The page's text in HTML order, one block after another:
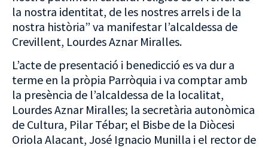
la nostra identitat, de les nostres arrels i de la
nostra història” va manifestar l’alcaldessa de
Crevillent, Lourdes Aznar Miralles.
L’acte de presentació i benedicció es va dur a
terme en la pròpia Parròquia i va comptar amb
la presència de l’alcaldessa de la localitat,
Lourdes Aznar Miralles; la secretària autonòmica
de Cultura, Pilar Tébar; el Bisbe de la Diòcesi
Oriola Alacant, José Ignacio Munilla i el rector de